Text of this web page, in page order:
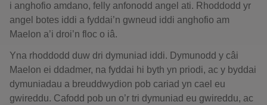
i anghofio amdano, felly anfonodd angel ati. Rhoddodd yr
angel botes iddi a fyddai’n gwneud iddi anghofio am
Maelon a’i droi’n floc o iâ.
Yna rhoddodd duw dri dymuniad iddi. Dymunodd y câi
Maelon ei ddadmer, na fyddai hi byth yn priodi, ac y byddai
dymuniadau a breuddwydion pob cariad yn cael eu
gwireddu. Cafodd pob un o’r tri dymuniad eu gwireddu, ac